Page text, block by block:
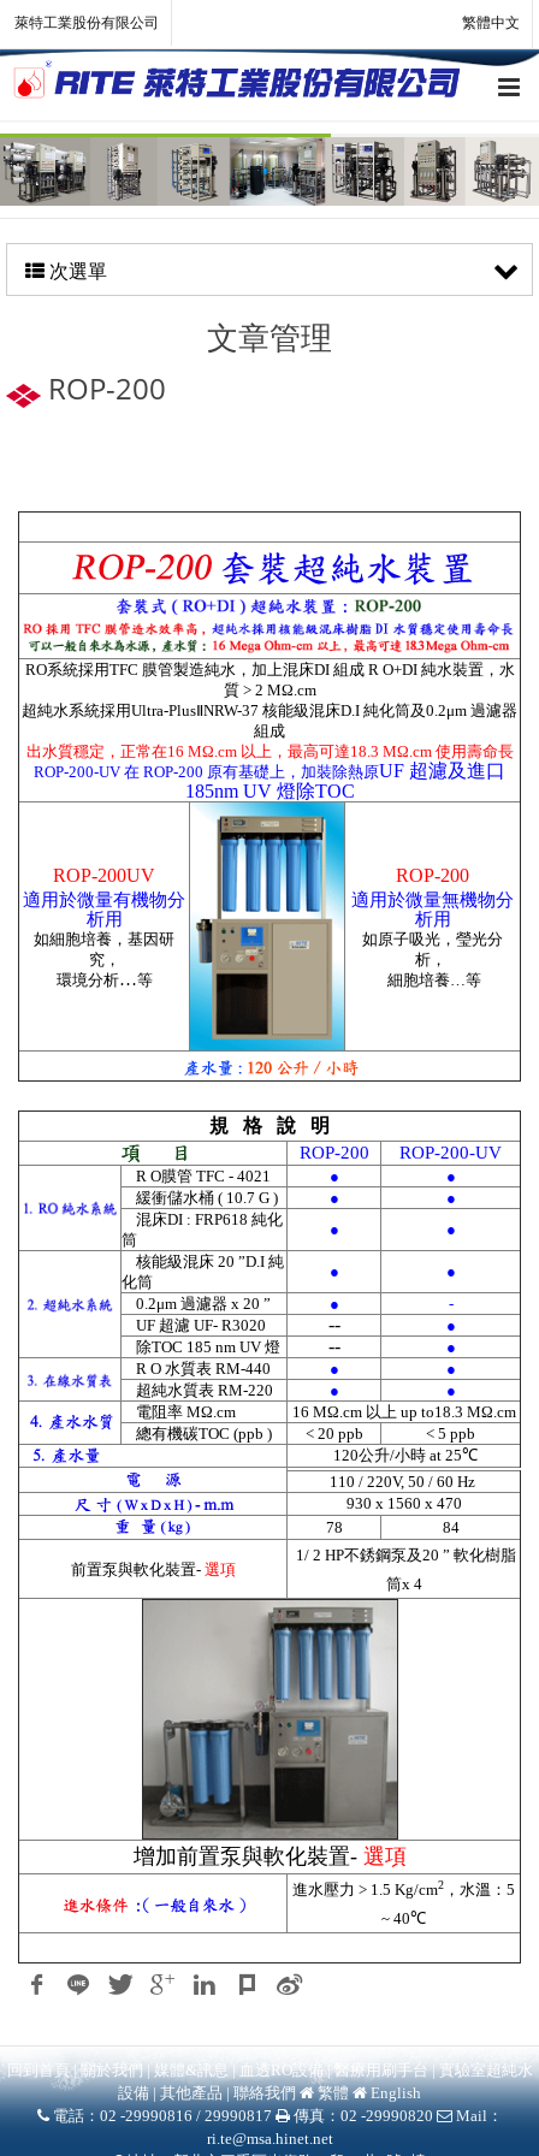
繁體中文
萊特工業股份有限公司
次選單
文章管理
ROP-200
RO系統採用TFC 膜管製造純水，加上混床DI 組成 R O+DI 純水裝置，水
質 > 2 MΩ.cm
超純水系統採用Ultra-PlusⅡNRW-37 核能級混床D.I 純化筒及0.2μm 過濾器
組成
出水質穩定，正常在16 MΩ.cm 以上，最高可達18.3 MΩ.cm 使用壽命長
ROP-200-UV 在 ROP-200 原有基礎上，加裝除熱原UF 超濾及進口
185nm UV 燈除TOC
ROP-200UV
適用於微量有機物分
析用
如細胞培養，基因研
究，
環境分析…等
ROP-200
適用於微量無機物分
析用
如原子吸光，瑩光分
析，
細胞培養
等
規 格 說 明
ROP-200 ROP-200-UV
R O膜管 TFC - 4021 ●
●
緩衝儲水桶 ( 10.7 G ) ●
●
混床DI : FRP618 純化
筒
●
●
核能級混床 20 ”D.I 純
化筒
●
●
0.2μm 過濾器 x 20 ” ●
-
UF 超濾 UF- R3020
--
●
除TOC 185 nm UV 燈 --
●
●
R O 水質表 RM-440
●
超純水質表 RM-220 ●
●
電阻率 MΩ.cm
16 MΩ.cm 以上 up to18.3 MΩ.cm
總有機碳TOC (ppb ) < 20 ppb
< 5 ppb
120公升/小時 at 25℃
110 / 220V, 50 / 60 Hz
930 x 1560 x 470
78
84
前置泵與軟化裝置- 選項
1/ 2 HP不銹鋼泵及20 ” 軟化樹脂
筒x 4
增加前置泵與軟化裝置- 選項
進水壓力 > 1.5 Kg/cm2 ，水溫： 5
~ 40℃
回到首頁|關於我們|媒體&訊息| 血透RO設備|醫療用刷手台|實驗室超純水
設備|其他產品|聯絡我們 繁體
English
電話：02 -29990816 / 29990817
傳真：02 -29990820
Mail：
ri.te@msa.hinet.net